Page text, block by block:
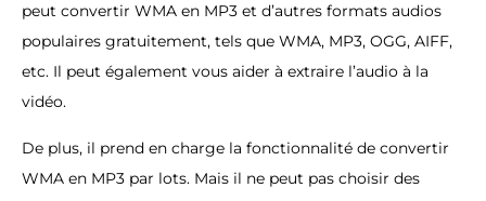
peut convertir WMA en MP3 et d’autres formats audios
populaires gratuitement, tels que WMA, MP3, OGG, AIFF,
etc. Il peut également vous aider à extraire l’audio à la
vidéo.
De plus, il prend en charge la fonctionnalité de convertir
WMA en MP3 par lots. Mais il ne peut pas choisir des